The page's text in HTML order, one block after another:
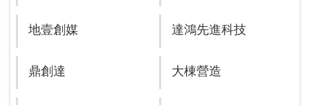
地壹創媒 達鴻先進科技
鼎創達 大棟營造